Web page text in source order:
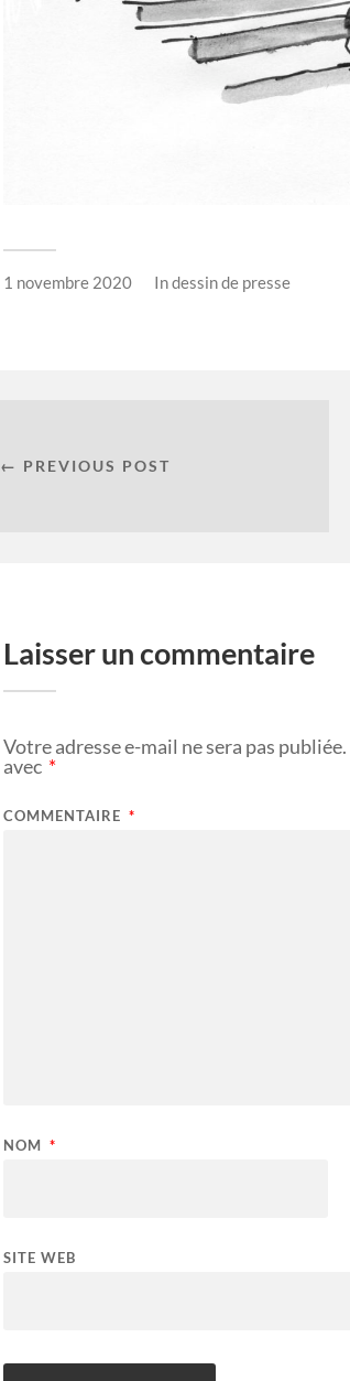
1 novembre 2020 Indessin de presse
← PREVIOUS POST
Laisser un commentaire
Votre adresse e-mail ne sera pas publiée.
avec *
COMMENTAIRE *
NOM *
SITE WEB